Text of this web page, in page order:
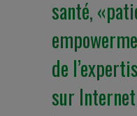
santé,
de
sur Internet